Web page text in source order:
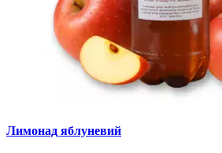
Лимонад яблуневий